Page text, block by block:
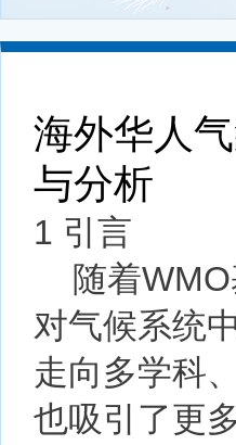
海外华人
与分析
1 引言
随着WMO
对气候系统
走向多学科
也吸引了更